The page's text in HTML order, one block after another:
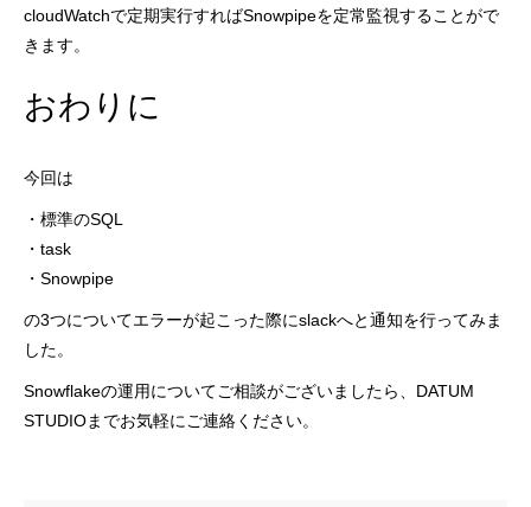
cloudWatchで定期実行すればSnowpipeを定常監視することがで
きます。
おわりに
今回は
・標準のSQL
・task
・Snowpipe
の3つについてエラーが起こった際にslackへと通知を行ってみま
した。
Snowflakeの運用についてご相談がございましたら、DATUM
STUDIOまでお気軽にご連絡ください。